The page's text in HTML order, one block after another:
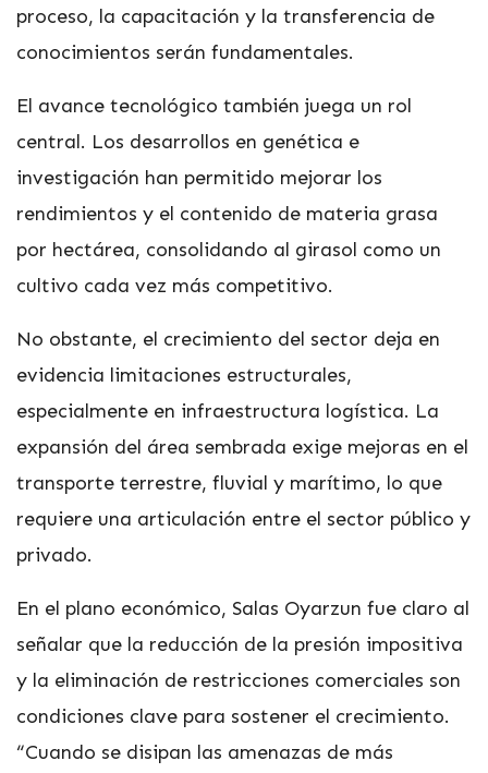
proceso, la capacitación y la transferencia de
conocimientos serán fundamentales.
El avance tecnológico también juega un rol
central. Los desarrollos en genética e
investigación han permitido mejorar los
rendimientos y el contenido de materia grasa
por hectárea, consolidando al girasol como un
cultivo cada vez más competitivo.
No obstante, el crecimiento del sector deja en
evidencia limitaciones estructurales,
especialmente en infraestructura logística. La
expansión del área sembrada exige mejoras en el
transporte terrestre, fluvial y marítimo, lo que
requiere una articulación entre el sector público y
privado.
En el plano económico, Salas Oyarzun fue claro al
señalar que la reducción de la presión impositiva
y la eliminación de restricciones comerciales son
condiciones clave para sostener el crecimiento.
“Cuando se disipan las amenazas de más